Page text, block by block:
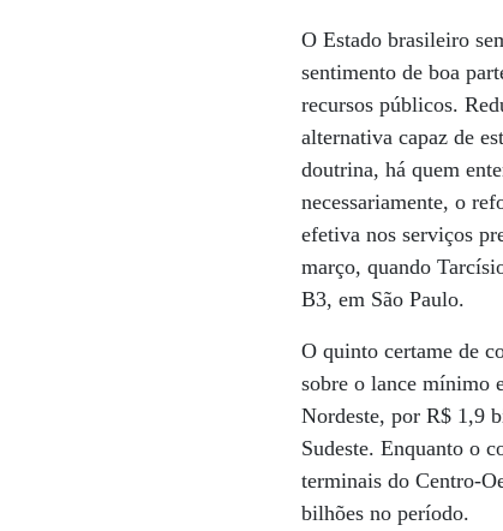
O Estado brasileiro
sentimento de boa
recursos públicos.
alternativa capaz de
doutrina, há quem
necessariamente, o
efetiva nos serviços
março, quando
B3, em São Paulo.
O quinto certame de
sobre o lance mínimo
Nordeste, por R$ 1,9
Sudeste. Enquanto o
terminais do Centro-
bilhões no período.